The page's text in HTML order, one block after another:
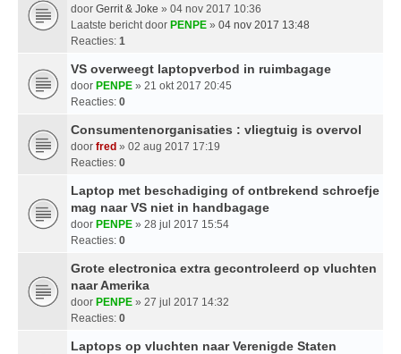
door Gerrit & Joke » 04 nov 2017 10:36
Laatste bericht door PENPE » 04 nov 2017 13:48
Reacties: 1
VS overweegt laptopverbod in ruimbagage
door PENPE » 21 okt 2017 20:45
Reacties: 0
Consumentenorganisaties : vliegtuig is overvol
door fred » 02 aug 2017 17:19
Reacties: 0
Laptop met beschadiging of ontbrekend schroefje
mag naar VS niet in handbagage
door PENPE » 28 jul 2017 15:54
Reacties: 0
Grote electronica extra gecontroleerd op vluchten
naar Amerika
door PENPE » 27 jul 2017 14:32
Reacties: 0
Laptops op vluchten naar Verenigde Staten